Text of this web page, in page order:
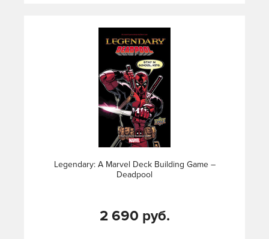
Legendary: A Marvel Deck Building Game –
Deadpool
2 690 руб.